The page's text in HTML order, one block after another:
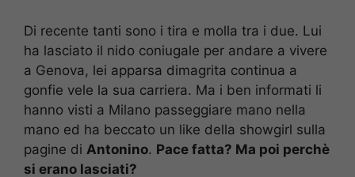
Di recente tanti sono i tira e molla tra i due. Lui
ha lasciato il nido coniugale per andare a vivere
a Genova, lei apparsa dimagrita continua a
gonfie vele la sua carriera. Ma i ben informati li
hanno visti a Milano passeggiare mano nella
mano ed ha beccato un like della showgirl sulla
pagine di Antonino. Pace fatta? Ma poi perchè
si erano lasciati?